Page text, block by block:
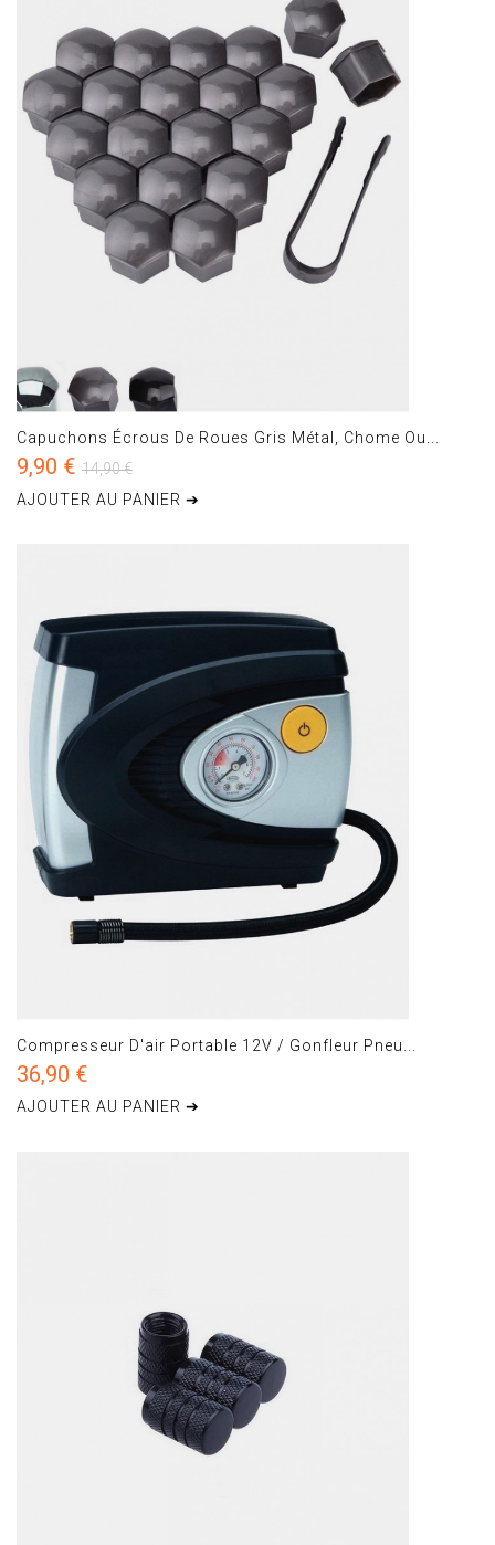
Capuchons Écrous De Roues Gris Métal, Chome Ou...
9,90 € 14,90 €
AJOUTER AU PANIER ➔
Compresseur D'air Portable 12V / Gonfleur Pneu...
36,90 €
AJOUTER AU PANIER ➔